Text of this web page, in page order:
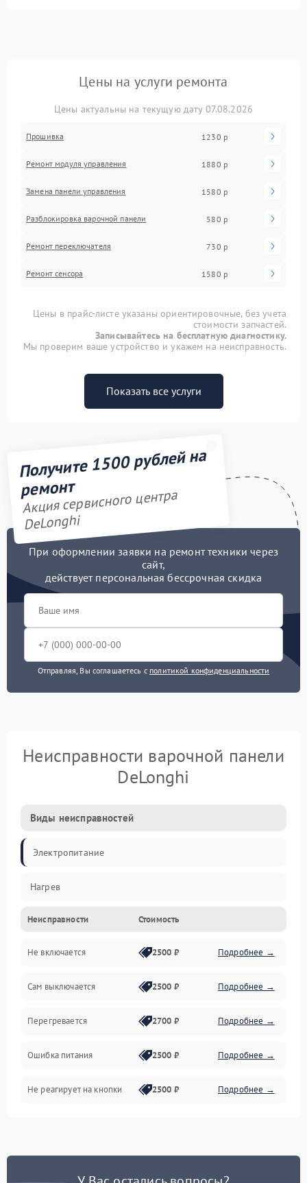
Цены на услуги ремонта
Цены актуальны на текущую дату 07.08.2026
Прошивка 1230 р
Ремонт модуля управления 1880 р
Замена панели управления 1580 р
Разблокировка варочной панели 580 р
Ремонт переключателя 730 р
Ремонт сенсора 1580 р
Цены в прайс-листе указаны ориентировочные, без учета
стоимости запчастей.
Записывайтесь на бесплатную диагностику.
Мы проверим ваше устройство и укажем на неисправность.
Показать все услуги
Получите 1500 рублей на
ремонт
Акция сервисного центра
DeLonghi
При оформлении заявки на ремонт техники через
сайт,
действует персональная бессрочная скидка
Отправляя, Вы соглашаетесь с политикой конфиденциальности
Неисправности варочной панели
DeLonghi
Виды неисправностей
Электропитание
Нагрев
Неисправности Стоимость
Не включается 2500 ₽ Подробнее →
Сам выключается 2500 ₽ Подробнее →
Перегревается 2700 ₽ Подробнее →
Ошибка питания 2500 ₽ Подробнее →
Не реагирует на кнопки 2500 ₽ Подробнее →